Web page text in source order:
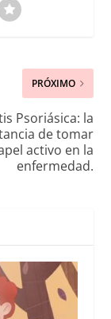
PRÓXIMO
Psoriásica: la
de tomar
activo en la
enfermedad.